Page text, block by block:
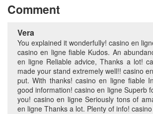
Comment
Vera
You explained it wonderfully! casino en
casino en ligne fiable Kudos. An
en ligne Reliable advice, Thanks a lot!
made your stand extremely well!! casino
put. With thanks! casino en ligne fiable
good information! casino en ligne Superb
you! casino en ligne Seriously tons of
en ligne Thanks a lot. Plenty of info!